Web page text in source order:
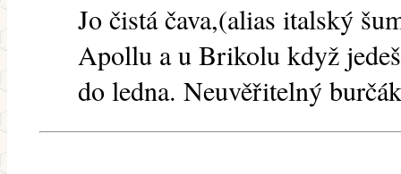
Jo čistá čava,(alias italský
Apollu a u Brikolu když
do ledna. Neuvěřitelný